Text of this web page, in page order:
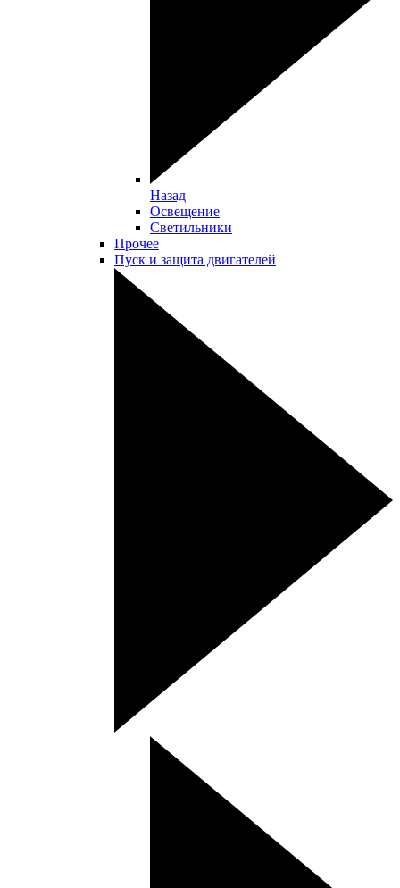
Назад
Освещение
Светильники
Прочее
Пуск и защита двигателей